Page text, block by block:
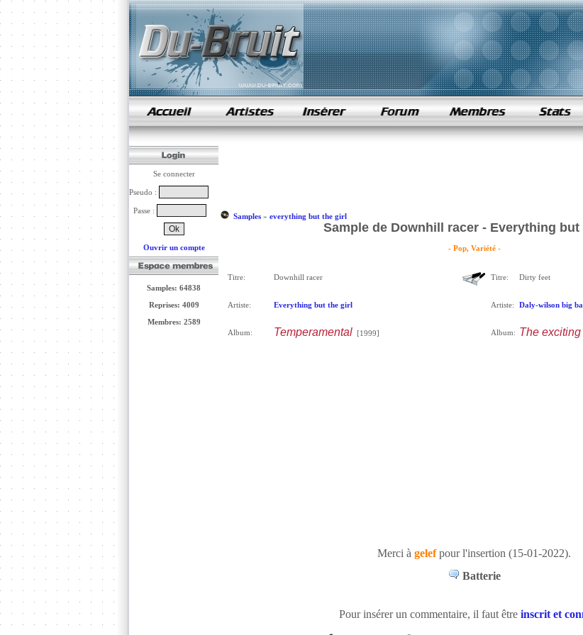
samples de rap
Se connecter
Pseudo :
Passe :
Ouvrir un compte
Samples: 64838
Reprises: 4009
Membres: 2589
Samples» everything but the girl
Sample de Downhill racer - Everything but
- Pop, Variété -
Titre: Downhill racer
Artiste: Everything but the girl
Album: Temperamental[1999]
Titre: Dirty feet
Artiste: Daly-wilson big
Album: The
Merci à gelefpour l'insertion (15-01-2022).
Batterie
Pour insérer un commentaire, il faut être inscrit et